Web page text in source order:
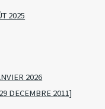
2025
2026
DECEMBRE 2011]